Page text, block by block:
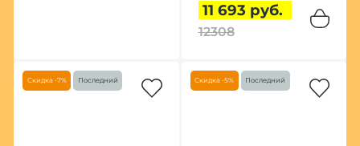
11 693 руб.
12308
Скидка -7% Последний Скидка -5% Последний